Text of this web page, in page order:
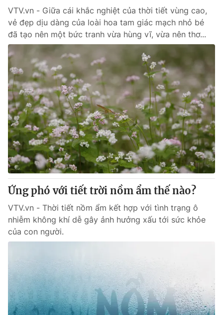
Chuyên mục khác
Emagazine Podcast
Photo Infographic
Video Shorts video
VTV Money VTV Thể thao
VTV Sức khoẻ Bất động sản
Thị trường 24h Tấm lòng Việt
VTV4 Vươn mình bằng AI
VTV9 VTV8
THỜI BÁO VTV
VTV.vn - Giữa cái khắc nghiệt của thời tiết vùng cao,
vẻ đẹp dịu dàng của loài hoa tam giác mạch nhỏ bé
đã tạo nên một bức tranh vừa hùng vĩ, vừa nên thơ...
Ứng phó với tiết trời nồm ẩm thế nào?
VTV.vn - Thời tiết nồm ẩm kết hợp với tình trạng ô
nhiễm không khí dễ gây ảnh hưởng xấu tới sức khỏe
của con người.